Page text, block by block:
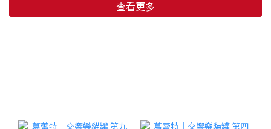
查看更多